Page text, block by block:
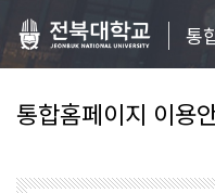
통
통합홈페이지 이용